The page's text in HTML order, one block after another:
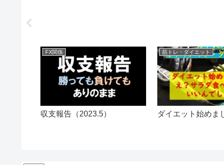
FX関係
収支報告（2023.5）
筋トレ・ダイエット
ダイエット始めま